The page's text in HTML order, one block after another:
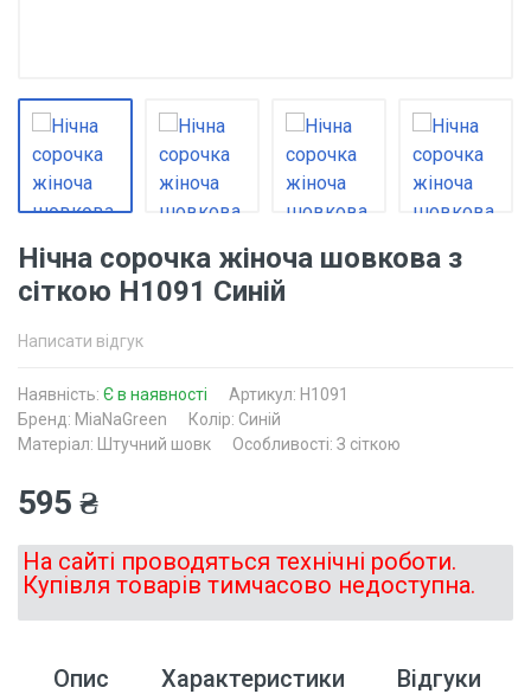
Нічна сорочка жіноча шовкова з
сіткою Н1091 Синій
Написати відгук
Наявність: Є в наявності
Артикул: Н1091
Бренд: MiaNaGreen
Колір: Синій
Матеріал: Штучний шовк
Особливості: З сіткою
595 ₴
На сайті проводяться технічні роботи.
Купівля товарів тимчасово недоступна.
Опис Характеристики Відгуки